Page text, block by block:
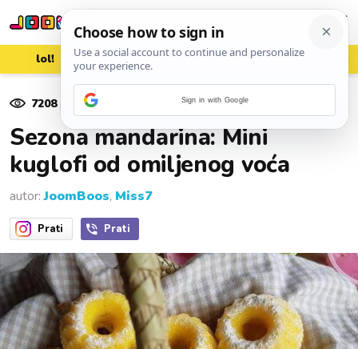
lol! aww vrh! woot?!
7208pregleda
Sezona mandarina: Mini
kuglofi od omiljenog voća
autor:JoomBoos, Miss7
Prati Prati
Sign in with Google